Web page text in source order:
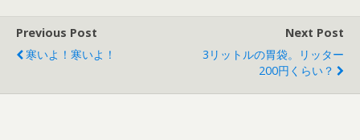
Previous Post
寒いよ！寒いよ！
Next Post
3リットルの胃袋。リッター
200円くらい？